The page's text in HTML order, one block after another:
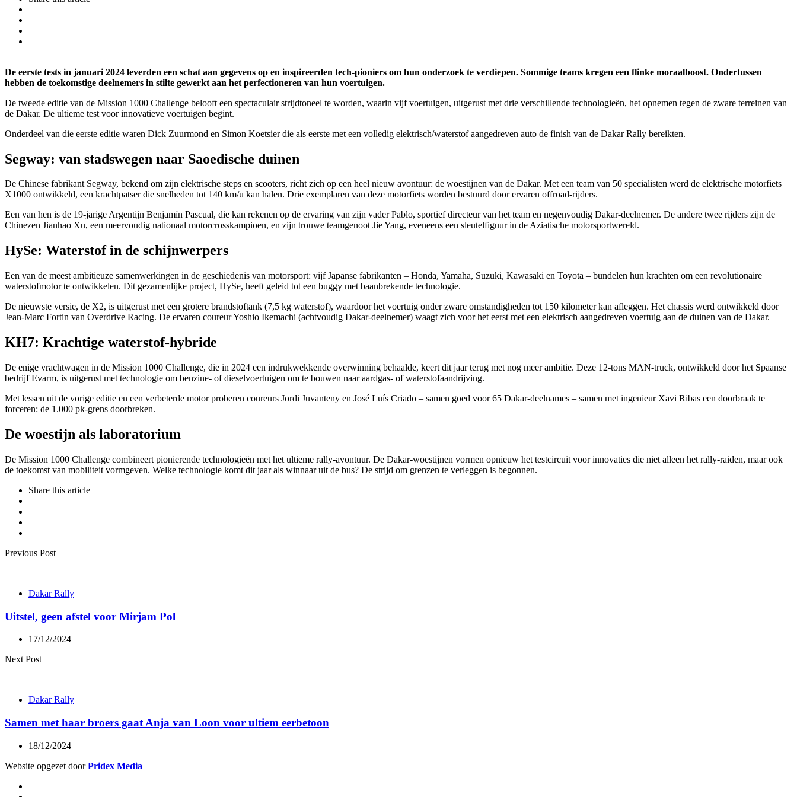
De eerste tests in januari 2024 leverden een schat aan gegevens op en inspireerden tech-pioniers om hun onderzoek te verdiepen. Sommige teams kregen een flinke moraalboost. Ondertussen
hebben de toekomstige deelnemers in stilte gewerkt aan het perfectioneren van hun voertuigen.
De tweede editie van de Mission 1000 Challenge belooft een spectaculair strijdtoneel te worden, waarin vijf voertuigen, uitgerust met drie verschillende technologieën, het opnemen tegen de zware terreinen van
de Dakar. De ultieme test voor innovatieve voertuigen begint.
Onderdeel van die eerste editie waren Dick Zuurmond en Simon Koetsier die als eerste met een volledig elektrisch/waterstof aangedreven auto de finish van de Dakar Rally bereikten.
Segway: van stadswegen naar Saoedische duinen
De Chinese fabrikant Segway, bekend om zijn elektrische steps en scooters, richt zich op een heel nieuw avontuur: de woestijnen van de Dakar. Met een team van 50 specialisten werd de elektrische motorfiets
X1000 ontwikkeld, een krachtpatser die snelheden tot 140 km/u kan halen. Drie exemplaren van deze motorfiets worden bestuurd door ervaren offroad-rijders.
Een van hen is de 19-jarige Argentijn Benjamín Pascual, die kan rekenen op de ervaring van zijn vader Pablo, sportief directeur van het team en negenvoudig Dakar-deelnemer. De andere twee rijders zijn de
Chinezen Jianhao Xu, een meervoudig nationaal motorcrosskampioen, en zijn trouwe teamgenoot Jie Yang, eveneens een sleutelfiguur in de Aziatische motorsportwereld.
HySe: Waterstof in de schijnwerpers
Een van de meest ambitieuze samenwerkingen in de geschiedenis van motorsport: vijf Japanse fabrikanten – Honda, Yamaha, Suzuki, Kawasaki en Toyota – bundelen hun krachten om een revolutionaire
waterstofmotor te ontwikkelen. Dit gezamenlijke project, HySe, heeft geleid tot een buggy met baanbrekende technologie.
De nieuwste versie, de X2, is uitgerust met een grotere brandstoftank (7,5 kg waterstof), waardoor het voertuig onder zware omstandigheden tot 150 kilometer kan afleggen. Het chassis werd ontwikkeld door
Jean-Marc Fortin van Overdrive Racing. De ervaren coureur Yoshio Ikemachi (achtvoudig Dakar-deelnemer) waagt zich voor het eerst met een elektrisch aangedreven voertuig aan de duinen van de Dakar.
KH7: Krachtige waterstof-hybride
De enige vrachtwagen in de Mission 1000 Challenge, die in 2024 een indrukwekkende overwinning behaalde, keert dit jaar terug met nog meer ambitie. Deze 12-tons MAN-truck, ontwikkeld door het Spaanse
bedrijf Evarm, is uitgerust met technologie om benzine- of dieselvoertuigen om te bouwen naar aardgas- of waterstofaandrijving.
Met lessen uit de vorige editie en een verbeterde motor proberen coureurs Jordi Juvanteny en José Luís Criado – samen goed voor 65 Dakar-deelnames – samen met ingenieur Xavi Ribas een doorbraak te
forceren: de 1.000 pk-grens doorbreken.
De woestijn als laboratorium
De Mission 1000 Challenge combineert pionierende technologieën met het ultieme rally-avontuur. De Dakar-woestijnen vormen opnieuw het testcircuit voor innovaties die niet alleen het rally-raiden, maar ook
de toekomst van mobiliteit vormgeven. Welke technologie komt dit jaar als winnaar uit de bus? De strijd om grenzen te verleggen is begonnen.
Share this article
Post
Previous Post
Dakar Rally
Uitstel, geen afstel voor Mirjam Pol
17/12/2024
Next Post
Dakar Rally
Samen met haar broers gaat Anja van Loon voor ultiem eerbetoon
18/12/2024
Website opgezet doorPridex Media